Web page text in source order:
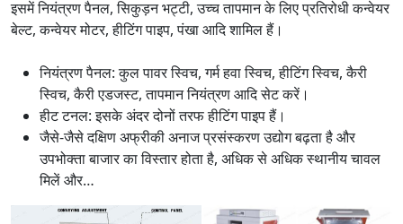
इसमें नियंत्रण पैनल, सिकुड़न भट्टी, उच्च तापमान के लिए प्रतिरोधी कन्वेयर
बेल्ट, कन्वेयर मोटर, हीटिंग पाइप, पंखा आदि शामिल हैं।
नियंत्रण पैनल: कुल पावर स्विच, गर्म हवा स्विच, हीटिंग स्विच, कैरी
स्विच, कैरी एडजस्ट, तापमान नियंत्रण आदि सेट करें।
हीट टनल: इसके अंदर दोनों तरफ हीटिंग पाइप हैं।
जैसे-जैसे दक्षिण अफ्रीकी अनाज प्रसंस्करण उद्योग बढ़ता है और
उपभोक्ता बाजार का विस्तार होता है, अधिक से अधिक स्थानीय चावल
मिलें और…